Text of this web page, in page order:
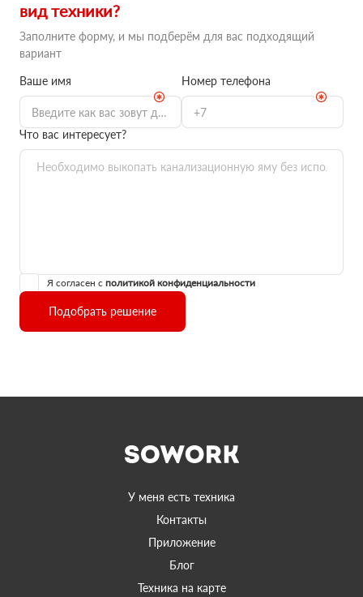
вид техники?
Заполните форму, и мы подберём для вас подходящий
вариант
Ваше имя
Номер телефона
Что вас интересует?
Я согласен с политикой конфиденциальности
Подобрать решение
У меня есть техника
Контакты
Приложение
Блог
Техника на карте